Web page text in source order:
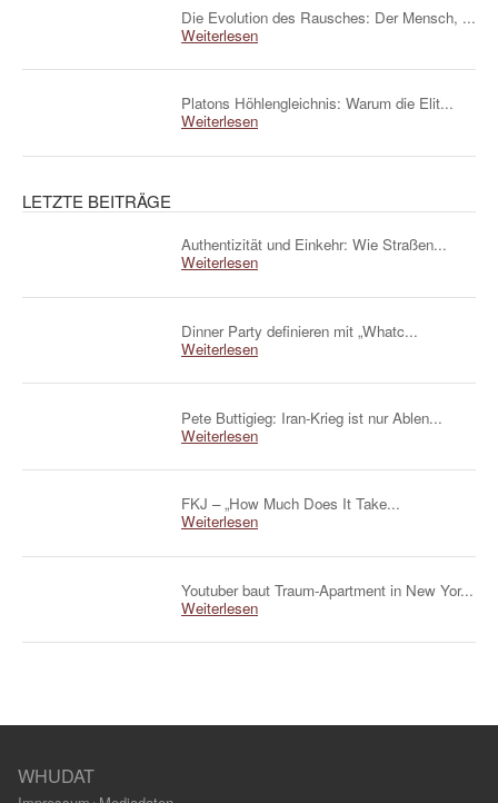
Die Evolution des Rausches: Der Mensch, ...
Weiterlesen
Platons Höhlengleichnis: Warum die Elit...
Weiterlesen
LETZTE BEITRÄGE
Authentizität und Einkehr: Wie Straßen...
Weiterlesen
Dinner Party definieren mit „Whatc...
Weiterlesen
Pete Buttigieg: Iran-Krieg ist nur Ablen...
Weiterlesen
FKJ – „How Much Does It Take...
Weiterlesen
Youtuber baut Traum-Apartment in New Yor...
Weiterlesen
WHUDAT